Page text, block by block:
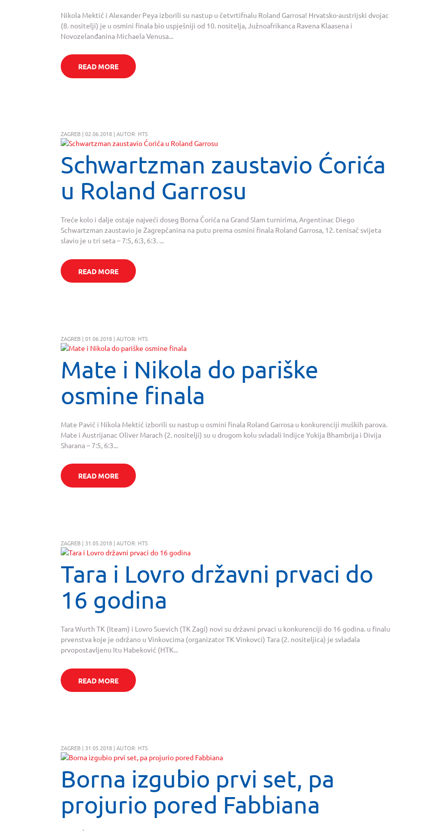
Nikola Mektić i Alexander Peya izborili su nastup u četvrtifnalu Roland Garrosa! Hrvatsko-austrijski dvojac
(8. nositelji) je u osmini finala bio uspješniji od 10. nositelja, Južnoafrikanca Ravena Klaasena i
Novozelanđanina Michaela Venusa...
READ MORE
ZAGREB | 02.06.2018 | AUTOR: HTS
Schwartzman zaustavio Ćorića
u Roland Garrosu
Treće kolo i dalje ostaje najveći doseg Borna Ćorića na Grand Slam turnirima, Argentinac Diego
Schwartzman zaustavio je Zagrepčanina na putu prema osmini finala Roland Garrosa, 12. tenisač svijeta
slavio je u tri seta – 7:5, 6:3, 6:3. ...
READ MORE
ZAGREB | 01.06.2018 | AUTOR: HTS
Mate i Nikola do pariške
osmine finala
Mate Pavić i Nikola Mektić izborili su nastup u osmini finala Roland Garrosa u konkurenciji muških parova.
Mate i Austrijanac Oliver Marach (2. nositelji) su u drugom kolu svladali Indijce Yukija Bhambrija i Divija
Sharana – 7:5, 6:3...
READ MORE
ZAGREB | 31.05.2018 | AUTOR: HTS
Tara i Lovro državni prvaci do
16 godina
Tara Wurth TK (Iteam) i Lovro Suevich (TK Zagi) novi su državni prvaci u konkurenciji do 16 godina. u finalu
prvenstva koje je održano u Vinkovcima (organizator TK Vinkovci) Tara (2. nositeljica) je svladala
prvopostavljenu Itu Habeković (HTK...
READ MORE
ZAGREB | 31.05.2018 | AUTOR: HTS
Borna izgubio prvi set, pa
projurio pored Fabbiana